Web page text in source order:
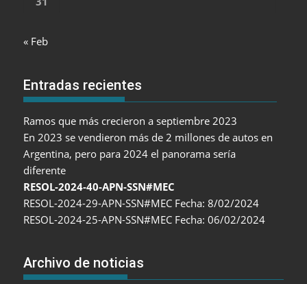
« Feb
Entradas recientes
Ramos que más crecieron a septiembre 2023
En 2023 se vendieron más de 2 millones de autos en
Argentina, pero para 2024 el panorama sería
diferente
RESOL-2024-40-APN-SSN#MEC
RESOL-2024-29-APN-SSN#MEC Fecha: 8/02/2024
RESOL-2024-25-APN-SSN#MEC Fecha: 06/02/2024
Archivo de noticias